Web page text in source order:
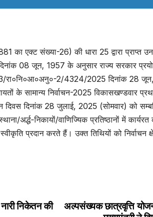
का एक्ट संख्या-26) की धारा 25 द्वारा प्राप्त
08 जून, 1957 के अनुसार राज्य सरकार
रा०नि०आ०अनु०-2/4324/2025 दिनांक 28
के सामान्य निर्वाचन-2025 विकासखण्डवार
दिनांक 28 जुलाई, 2025 (सोमवार) को
अर्द्ध-निकायों/वाणिज्यिक प्रतिष्ठानों में कार्यरत
प्रदान करते हैं। उक्त तिथियों को निर्वाचन
अल्पसंख्यक छात्रवृत्ति
निकेतन की